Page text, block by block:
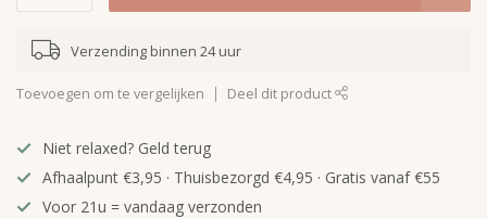
Verzending binnen 24 uur
Toevoegen om te vergelijken Deel dit product
Niet relaxed? Geld terug
Afhaalpunt €3,95 · Thuisbezorgd €4,95 · Gratis vanaf €55
Voor 21u = vandaag verzonden